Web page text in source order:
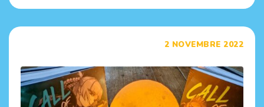
2 NOVEMBRE 2022